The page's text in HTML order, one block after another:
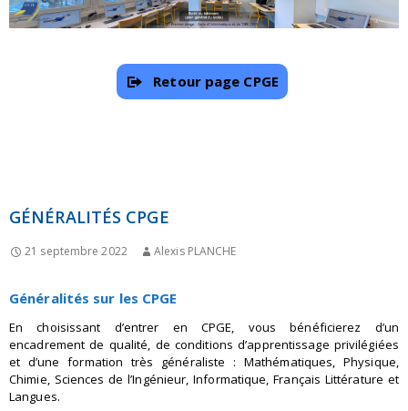
Retour page CPGE
GÉNÉRALITÉS CPGE
21 septembre 2022 Alexis PLANCHE
Généralités sur les CPGE
En choisissant d’entrer en CPGE, vous bénéficierez d’un
encadrement de qualité, de conditions d’apprentissage privilégiées
et d’une formation très généraliste : Mathématiques, Physique,
Chimie, Sciences de l’Ingénieur, Informatique, Français Littérature et
Langues.